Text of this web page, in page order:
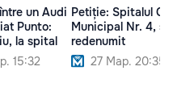
un Audi
Punto:
la spital
15:32
Petiție: Spitalul
Municipal Nr. 4,
redenumit
27 Мар. 20:35